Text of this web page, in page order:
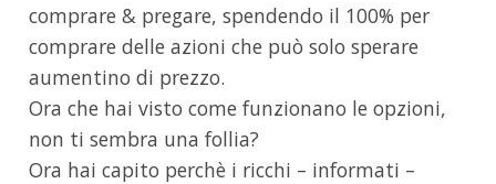
comprare & pregare, spendendo il 100% per
comprare delle azioni che può solo sperare
aumentino di prezzo.
Ora che hai visto come funzionano le opzioni,
non ti sembra una follia?
Ora hai capito perchè i ricchi – informati –